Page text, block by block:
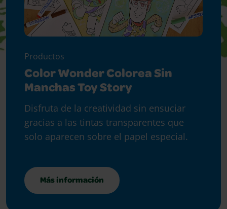
Productos
Color Wonder Colorea Sin
Manchas Toy Story
Disfruta de la creatividad sin ensuciar
gracias a las tintas transparentes que
solo aparecen sobre el papel especial.
Más información